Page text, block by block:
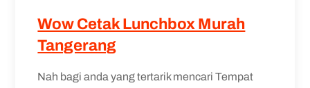
Wow Cetak Lunchbox Murah
Tangerang
Nah bagi anda yang tertarik mencari Tempat